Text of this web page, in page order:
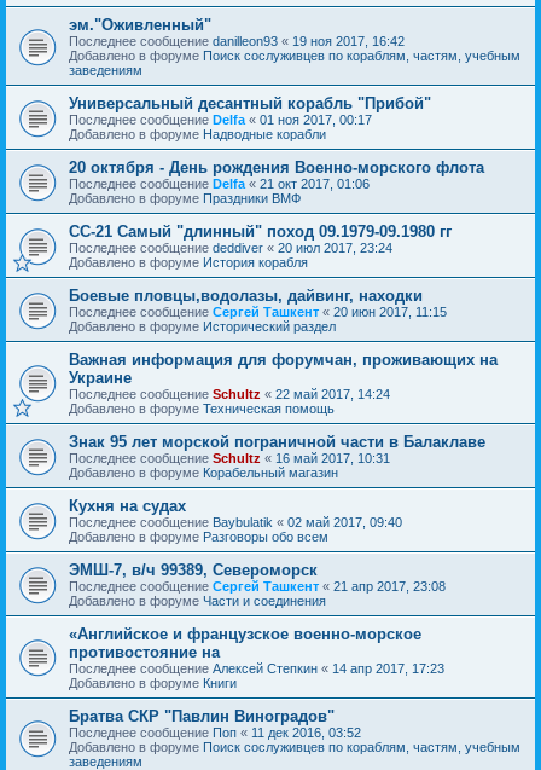
эм."Оживленный"
Последнее сообщение danilleon93 « 19 ноя 2017, 16:42
Добавлено в форуме Поиск сослуживцев по кораблям, частям, учебным
заведениям
Универсальный десантный корабль "Прибой"
Последнее сообщение Delfa « 01 ноя 2017, 00:17
Добавлено в форуме Надводные корабли
20 октября - День рождения Военно-морского флота
Последнее сообщение Delfa « 21 окт 2017, 01:06
Добавлено в форуме Праздники ВМФ
СС-21 Самый "длинный" поход 09.1979-09.1980 гг
Последнее сообщение deddiver « 20 июл 2017, 23:24
Добавлено в форуме История корабля
Боевые пловцы,водолазы, дайвинг, находки
Последнее сообщение Сергей Ташкент « 20 июн 2017, 11:15
Добавлено в форуме Исторический раздел
Важная информация для форумчан, проживающих на
Украине
Последнее сообщение Schultz « 22 май 2017, 14:24
Добавлено в форуме Техническая помощь
Знак 95 лет морской пограничной части в Балаклаве
Последнее сообщение Schultz « 16 май 2017, 10:31
Добавлено в форуме Корабельный магазин
Кухня на судах
Последнее сообщение Baybulatik « 02 май 2017, 09:40
Добавлено в форуме Разговоры обо всем
ЭМШ-7, в/ч 99389, Североморск
Последнее сообщение Сергей Ташкент « 21 апр 2017, 23:08
Добавлено в форуме Части и соединения
«Английское и французское военно-морское
противостояние на
Последнее сообщение Алексей Степкин « 14 апр 2017, 17:23
Добавлено в форуме Книги
Братва СКР "Павлин Виноградов"
Последнее сообщение Поп « 11 дек 2016, 03:52
Добавлено в форуме Поиск сослуживцев по кораблям, частям, учебным
заведениям